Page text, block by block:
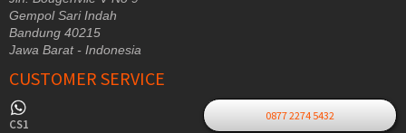
Gempol Sari Indah
Bandung 40215
Jawa Barat - Indonesia
CUSTOMER SERVICE
CS1
0877 2274 5432